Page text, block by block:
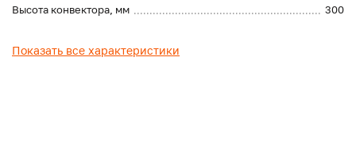
Высота конвектора, мм
300
Показать все характеристики